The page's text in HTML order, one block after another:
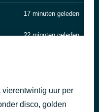
17 minuten geleden
22 minuten geleden
uur per
disco, golden